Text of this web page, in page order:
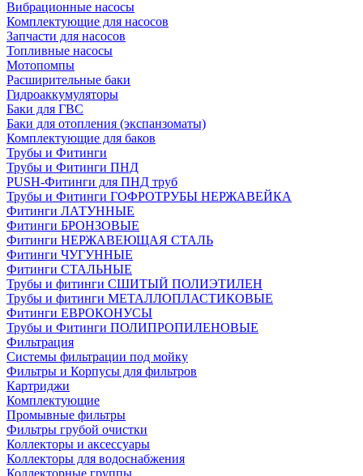
Вибрационные насосы
Комплектующие для насосов
Запчасти для насосов
Топливные насосы
Мотопомпы
Расширительные баки
Гидроаккумуляторы
Баки для ГВС
Баки для отопления (экспанзоматы)
Комплектующие для баков
Трубы и Фитинги
Трубы и Фитинги ПНД
PUSH-Фитинги для ПНД труб
Трубы и Фитинги ГОФРОТРУБЫ НЕРЖАВЕЙКА
Фитинги ЛАТУННЫЕ
Фитинги БРОНЗОВЫЕ
Фитинги НЕРЖАВЕЮЩАЯ СТАЛЬ
Фитинги ЧУГУННЫЕ
Фитинги СТАЛЬНЫЕ
Трубы и фитинги СШИТЫЙ ПОЛИЭТИЛЕН
Трубы и фитинги МЕТАЛЛОПЛАСТИКОВЫЕ
Фитинги ЕВРОКОНУСЫ
Трубы и Фитинги ПОЛИПРОПИЛЕНОВЫЕ
Фильтрация
Системы фильтрации под мойку
Фильтры и Корпусы для фильтров
Картриджи
Комплектующие
Промывные фильтры
Фильтры грубой очистки
Коллекторы и аксессуары
Коллекторы для водоснабжения
Коллекторные группы